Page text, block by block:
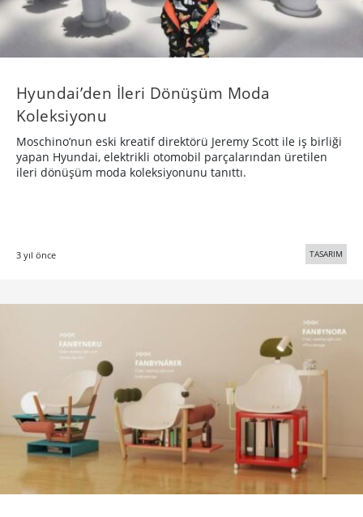
Hyundai’den İleri Dönüşüm Moda
Koleksiyonu
Moschino’nun eski kreatif direktörü Jeremy Scott ile iş birliği
yapan Hyundai, elektrikli otomobil parçalarından üretilen
ileri dönüşüm moda koleksiyonunu tanıttı.
3 yıl önce TASARIM